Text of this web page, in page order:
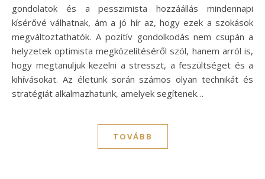
gondolatok és a pesszimista hozzáállás mindennapi
kísérővé válhatnak, ám a jó hír az, hogy ezek a szokások
megváltoztathatók. A pozitív gondolkodás nem csupán a
helyzetek optimista megközelítéséről szól, hanem arról is,
hogy megtanuljuk kezelni a stresszt, a feszültséget és a
kihívásokat. Az életünk során számos olyan technikát és
stratégiát alkalmazhatunk, amelyek segítenek…
TOVÁBB